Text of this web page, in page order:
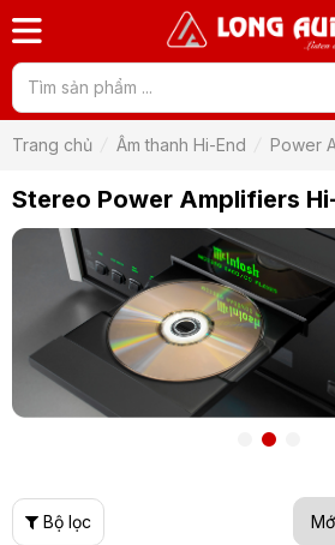
Trang chủ Âm thanh Hi-End Power
Stereo Power Amplifiers
Bộ lọc